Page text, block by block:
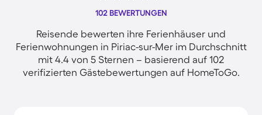
102 BEWERTUNGEN
Reisende bewerten ihre Ferienhäuser und
Ferienwohnungen in Piriac-sur-Mer im Durchschnitt
mit 4.4 von 5 Sternen – basierend auf 102
verifizierten Gästebewertungen auf HomeToGo.